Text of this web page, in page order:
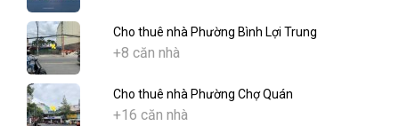
Cho thuê nhà Phường Bình Lợi Trung
+8 căn nhà
Cho thuê nhà Phường Chợ Quán
+16 căn nhà